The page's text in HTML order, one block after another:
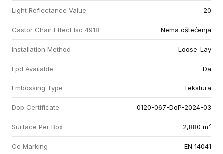
Light Reflectance Value 20
Castor Chair Effect Iso 4918 Nema oštećenja
Installation Method Loose-Lay
Epd Available Da
Embossing Type Tekstura
Dop Certificate 0120-067-DoP-2024-03
Surface Per Box 2,880 m²
Ce Marking EN 14041